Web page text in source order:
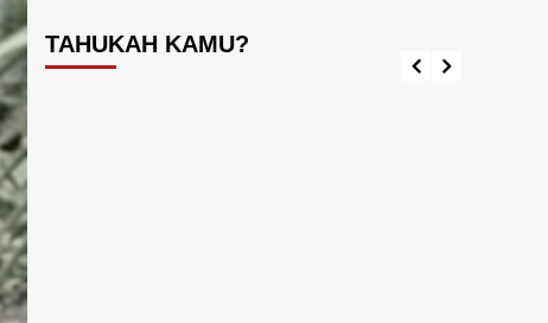
TAHUKAH KAMU?
Diperairan Indonesia
Faisal Alwie